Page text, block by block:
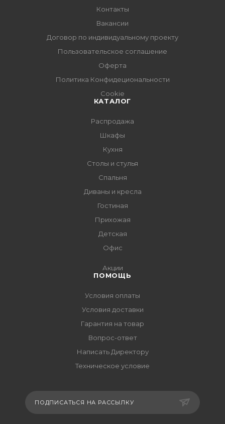
Контакты
Вакансии
Договор по индивидуальному проекту
Пользовательское соглашение
Оферта
Политика Конфидециональности
Cookie
КАТАЛОГ
Распродажа
Шкафы
Кухня
Столы и стулья
Спальня
Диваны и кресла
Гостиная
Прихожая
Детская
Офис
Акции
ПОМОЩЬ
Условия оплаты
Условия доставки
Гарантия на товар
Вопрос-ответ
Написать Директору
Техническое условие
ПОДПИСАТЬСЯ НА РАССЫЛКУ